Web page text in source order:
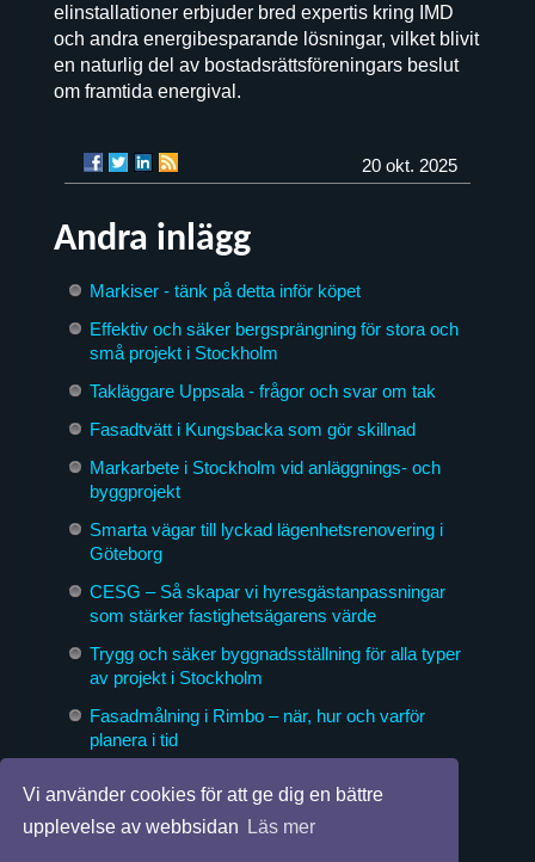
Vi använder cookies för att ge dig en bättre
upplevelse av webbsidan
Läs mer
elinstallationer erbjuder bred expertis kring IMD
och andra energibesparande lösningar, vilket blivit
en naturlig del av bostadsrättsföreningars beslut
om framtida energival.
20 okt. 2025
Andra inlägg
Markiser - tänk på detta inför köpet
Effektiv och säker bergsprängning för stora och
små projekt i Stockholm
Takläggare Uppsala - frågor och svar om tak
Fasadtvätt i Kungsbacka som gör skillnad
Markarbete i Stockholm vid anläggnings- och
byggprojekt
Smarta vägar till lyckad lägenhetsrenovering i
Göteborg
CESG – Så skapar vi hyresgästanpassningar
som stärker fastighetsägarens värde
Trygg och säker byggnadsställning för alla typer
av projekt i Stockholm
Fasadmålning i Rimbo – när, hur och varför
planera i tid